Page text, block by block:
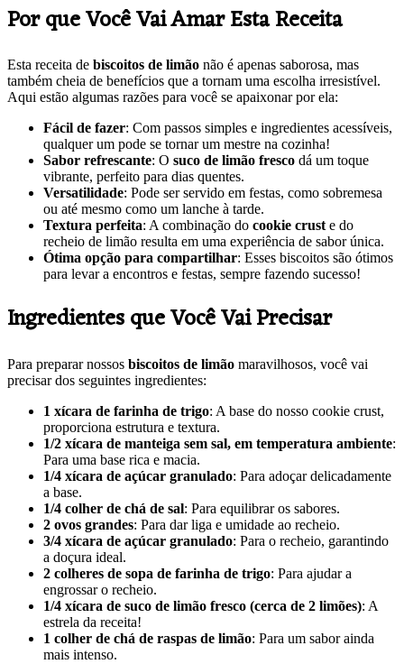
Por que Você Vai Amar Esta Receita
Esta receita de biscoitos de limão não é apenas saborosa, mas
também cheia de benefícios que a tornam uma escolha irresistível.
Aqui estão algumas razões para você se apaixonar por ela:
Fácil de fazer: Com passos simples e ingredientes acessíveis,
qualquer um pode se tornar um mestre na cozinha!
Sabor refrescante: O suco de limão fresco dá um toque
vibrante, perfeito para dias quentes.
Versatilidade: Pode ser servido em festas, como sobremesa
ou até mesmo como um lanche à tarde.
Textura perfeita: A combinação do cookie cruste do
recheio de limão resulta em uma experiência de sabor única.
Ótima opção para compartilhar: Esses biscoitos são ótimos
para levar a encontros e festas, sempre fazendo sucesso!
Ingredientes que Você Vai Precisar
Para preparar nossos biscoitos de limão maravilhosos, você vai
precisar dos seguintes ingredientes:
1 xícara de farinha de trigo: A base do nosso cookie crust,
proporciona estrutura e textura.
1/2 xícara de manteiga sem sal, em temperatura ambiente:
Para uma base rica e macia.
1/4 xícara de açúcar granulado: Para adoçar delicadamente
a base.
1/4 colher de chá de sal: Para equilibrar os sabores.
2 ovos grandes: Para dar liga e umidade ao recheio.
3/4 xícara de açúcar granulado: Para o recheio, garantindo
a doçura ideal.
2 colheres de sopa de farinha de trigo: Para ajudar a
engrossar o recheio.
1/4 xícara de suco de limão fresco (cerca de 2 limões): A
estrela da receita!
1 colher de chá de raspas de limão: Para um sabor ainda
mais intenso.